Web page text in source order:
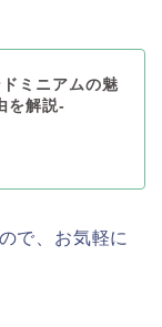
ミニアムの魅
を解説-
で、お気軽に